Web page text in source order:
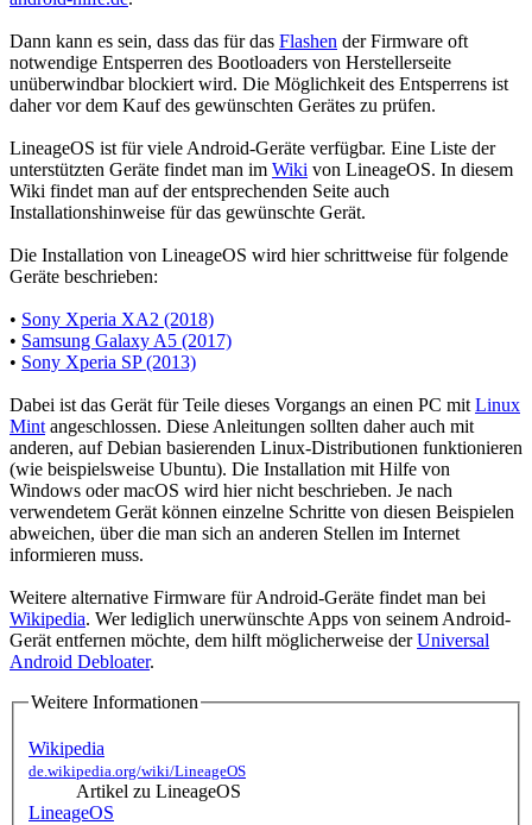
Dann kann es sein, dass das für das Flashen der Firmware oft
notwendige Entsperren des Bootloaders von Herstellerseite
unüberwindbar blockiert wird. Die Möglichkeit des Entsperrens ist
daher vor dem Kauf des gewünschten Gerätes zu prüfen.
LineageOS ist für viele Android-Geräte verfügbar. Eine Liste der
unterstützten Geräte findet man im Wiki von LineageOS. In diesem
Wiki findet man auf der entsprechenden Seite auch
Installationshinweise für das gewünschte Gerät.
Die Installation von LineageOS wird hier schrittweise für folgende
Geräte beschrieben:
• Sony Xperia XA2 (2018)
• Samsung Galaxy A5 (2017)
• Sony Xperia SP (2013)
Dabei ist das Gerät für Teile dieses Vorgangs an einen PC mit Linux
Mint angeschlossen. Diese Anleitungen sollten daher auch mit
anderen, auf Debian basierenden Linux-Distributionen funktionieren
(wie beispielsweise Ubuntu). Die Installation mit Hilfe von
Windows oder macOS wird hier nicht beschrieben. Je nach
verwendetem Gerät können einzelne Schritte von diesen Beispielen
abweichen, über die man sich an anderen Stellen im Internet
informieren muss.
Weitere alternative Firmware für Android-Geräte findet man bei
Wikipedia. Wer lediglich unerwünschte Apps von seinem Android-
Gerät entfernen möchte, dem hilft möglicherweise derUniversal
Android Debloater.
Weitere Informationen
Wikipedia
de.wikipedia.org/wiki/LineageOS
Artikel zu LineageOS
LineageOS